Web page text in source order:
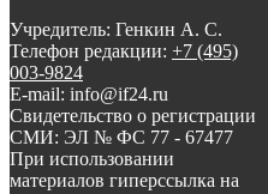
Учредитель: Генкин А. С.
Телефон редакции: +7 (495)
003-9824
E-mail: info@if24.ru
Свидетельство о регистрации
СМИ: ЭЛ № ФС 77 - 67477
При использовании
материалов гиперссылка на